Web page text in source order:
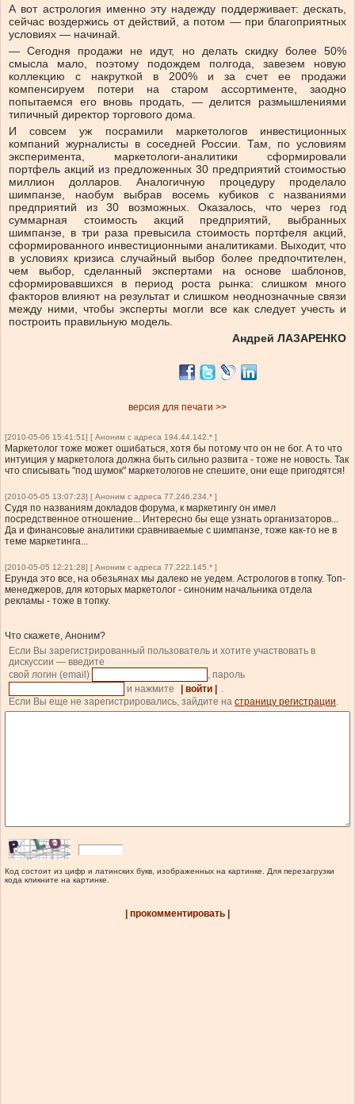
А вот астрология именно эту надежду поддерживает: дескать,
сейчас воздержись от действий, а потом — при благоприятных
условиях — начинай.
— Сегодня продажи не идут, но делать скидку более 50%
смысла мало, поэтому подождем полгода, завезем новую
коллекцию с накруткой в 200% и за счет ее продажи
компенсируем потери на старом ассортименте, заодно
попытаемся его вновь продать, — делится размышлениями
типичный директор торгового дома.
И совсем уж посрамили маркетологов инвестиционных
компаний журналисты в соседней России. Там, по условиям
эксперимента, маркетологи-аналитики сформировали
портфель акций из предложенных 30 предприятий стоимостью
миллион долларов. Аналогичную процедуру проделало
шимпанзе, наобум выбрав восемь кубиков с названиями
предприятий из 30 возможных. Оказалось, что через год
суммарная стоимость акций предприятий, выбранных
шимпанзе, в три раза превысила стоимость портфеля акций,
сформированного инвестиционными аналитиками. Выходит, что
в условиях кризиса случайный выбор более предпочтителен,
чем выбор, сделанный экспертами на основе шаблонов,
сформировавшихся в период роста рынка: слишком много
факторов влияют на результат и слишком неоднозначные связи
между ними, чтобы эксперты могли все как следует учесть и
построить правильную модель.
Андрей ЛАЗАРЕНКО
версия для печати >>
[2010-05-06 15:41:51] [ Аноним с адреса 194.44.142.* ]
Маркетолог тоже может ошибаться, хотя бы потому что он не бог. А то что
интуиция у маркетолога должна быть сильно развита - тоже не новость. Так
что списывать "под шумок" маркетологов не спешите, они еще пригодятся!
[2010-05-05 13:07:23] [ Аноним с адреса 77.246.234.* ]
Судя по названиям докладов форума, к маркетингу он имел
посредственное отношение... Интересно бы еще узнать организаторов...
Да и финансовые аналитики сравниваемые с шимпанзе, тоже как-то не в
теме маркетинга...
[2010-05-05 12:21:28] [ Аноним с адреса 77.222.145.* ]
Ерунда это все, на обезьянах мы далеко не уедем. Астрологов в топку. Топ-
менеджеров, для которых маркетолог - синоним начальника отдела
рекламы - тоже в топку.
Что скажете, Аноним?
Если Вы зарегистрированный пользователь и хотите участвовать в
дискуссии — введите
свой логин (email)
, пароль
и нажмите
| войти |
.
Если Вы еще не зарегистрировались, зайдите на страницу регистрации.
Код состоит из цифр и латинских букв, изображенных на картинке. Для перезагрузки
кода кликните на картинке.
| прокомментировать |